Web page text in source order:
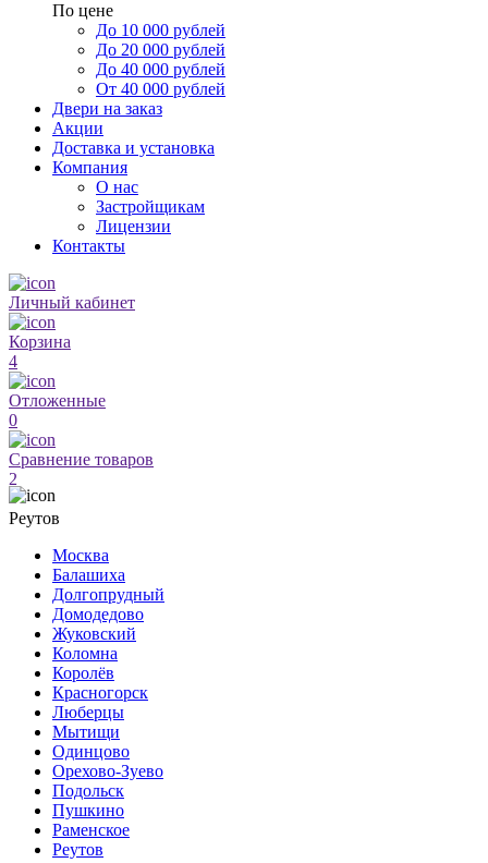
По цене
До 10 000 рублей
До 20 000 рублей
До 40 000 рублей
От 40 000 рублей
Двери на заказ
Акции
Доставка и установка
Компания
О нас
Застройщикам
Лицензии
Контакты
Личный кабинет
Корзина
4
Отложенные
0
Сравнение товаров
2
Реутов
Москва
Балашиха
Долгопрудный
Домодедово
Жуковский
Коломна
Королёв
Красногорск
Люберцы
Мытищи
Одинцово
Орехово-Зуево
Подольск
Пушкино
Раменское
Реутов